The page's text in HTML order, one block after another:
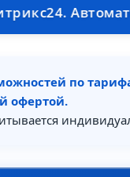
по
офертой.